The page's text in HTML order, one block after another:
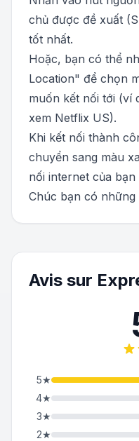
chủ được đề xuất
tốt nhất.
Hoặc, bạn có thể
Location" để chọn
muốn kết nối tới (ví
xem Netflix US).
Khi kết nối thành
chuyển sang màu
nối internet của
Chúc bạn có những
Avis sur
5★
4★
3★
2★